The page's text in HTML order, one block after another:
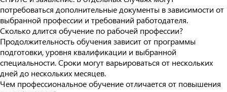
потребоваться дополнительные документы в зависимости от
выбранной профессии и требований работодателя.
Сколько длится обучение по рабочей профессии?
Продолжительность обучения зависит от программы
подготовки, уровня квалификации и выбранной
специальности. Сроки могут варьироваться от нескольких
дней до нескольких месяцев.
Чем профессиональное обучение отличается от повышения